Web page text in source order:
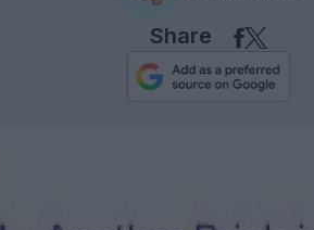
Share